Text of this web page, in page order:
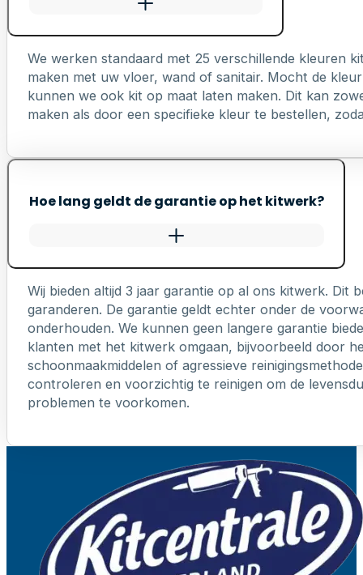
We werken standaard met 25 verschillende kleuren
maken met uw vloer, wand of sanitair. Mocht de
kunnen we ook kit op maat laten maken. Dit kan
maken als door een specifieke kleur te bestellen,
Hoe lang geldt de garantie op het kitwerk?
Wij bieden altijd 3 jaar garantie op al ons kitwerk. Dit
garanderen. De garantie geldt echter onder de
onderhouden. We kunnen geen langere garantie
klanten met het kitwerk omgaan, bijvoorbeeld door
schoonmaakmiddelen of agressieve
controleren en voorzichtig te reinigen om de
problemen te voorkomen.